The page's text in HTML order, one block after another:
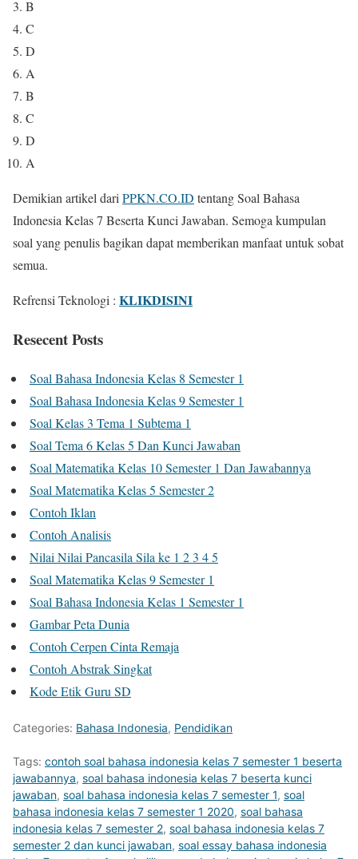
B
C
D
A
B
C
D
A
Demikian artikel dariPPKN.CO.ID tentang Soal Bahasa
Indonesia Kelas 7 Beserta Kunci Jawaban. Semoga kumpulan
soal yang penulis bagikan dapat memberikan manfaat untuk sobat
semua.
Refrensi Teknologi : KLIKDISINI
Resecent Posts
Soal Bahasa Indonesia Kelas 8 Semester 1
Soal Bahasa Indonesia Kelas 9 Semester 1
Soal Kelas 3 Tema 1 Subtema 1
Soal Tema 6 Kelas 5 Dan Kunci Jawaban
Soal Matematika Kelas 10 Semester 1 Dan Jawabannya
Soal Matematika Kelas 5 Semester 2
Contoh Iklan
Contoh Analisis
Nilai Nilai Pancasila Sila ke 1 2 3 4 5
Soal Matematika Kelas 9 Semester 1
Soal Bahasa Indonesia Kelas 1 Semester 1
Gambar Peta Dunia
Contoh Cerpen Cinta Remaja
Contoh Abstrak Singkat
Kode Etik Guru SD
Categories: Bahasa Indonesia, Pendidikan
Tags: contoh soal bahasa indonesia kelas 7 semester 1 beserta
jawabannya, soal bahasa indonesia kelas 7 beserta kunci
jawaban, soal bahasa indonesia kelas 7 semester 1, soal
bahasa indonesia kelas 7 semester 1 2020, soal bahasa
indonesia kelas 7 semester 2, soal bahasa indonesia kelas 7
semester 2 dan kunci jawaban, soal essay bahasa indonesia